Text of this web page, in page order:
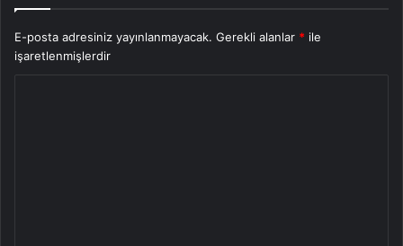
E-posta adresiniz yayınlanmayacak. Gerekli alanlar * ile
işaretlenmişlerdir